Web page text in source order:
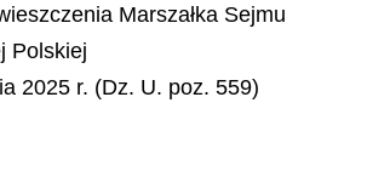
Marszałka Sejmu
Polskiej
2025 r. (Dz. U. poz. 559)